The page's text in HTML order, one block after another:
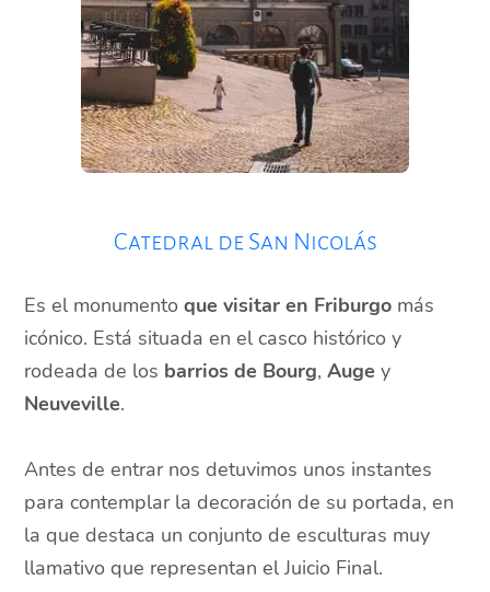
Catedral de San Nicolás
Es el monumentoque visitar en Friburgo más
icónico. Está situada en el casco histórico y
rodeada de los barrios de Bourg,Augey
Neuveville.
Antes de entrar nos detuvimos unos instantes
para contemplar la decoración de su portada, en
la que destaca un conjunto de esculturas muy
llamativo que representan el Juicio Final.